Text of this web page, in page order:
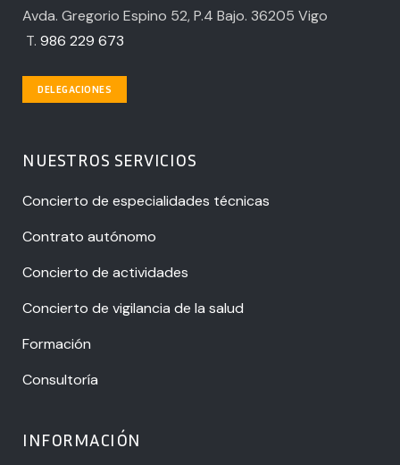
Avda. Gregorio Espino 52, P.4 Bajo. 36205 Vigo
T. 986 229 673
DELEGACIONES
NUESTROS SERVICIOS
Concierto de especialidades técnicas
Contrato autónomo
Concierto de actividades
Concierto de vigilancia de la salud
Formación
Consultoría
INFORMACIÓN